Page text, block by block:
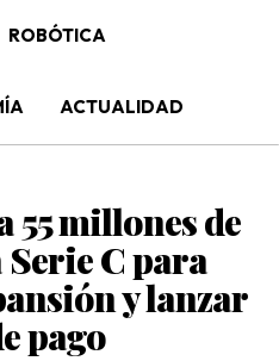
ROBÓTICA
ACTUALIDAD
55 millones de
C para
y lanzar
pago